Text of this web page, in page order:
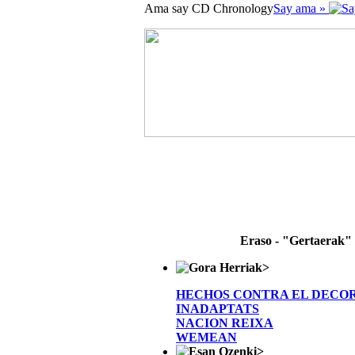
Ama say CD ChronologySay ama »
Eraso - "Gertaerak"
>
HECHOS CONTRA EL
INADAPTATS
NACION REIXA
WEMEAN
>